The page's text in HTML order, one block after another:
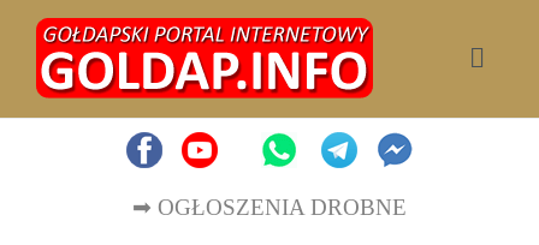
➡ OGŁOSZENIA DROBNE